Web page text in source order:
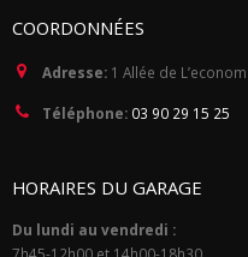
COORDONNÉES
Adresse: 1 Allée de
Téléphone: 03 90 29 15 25
HORAIRES DU GARAGE
Du lundi au vendredi :
7h45-12h00 et 14h00-18h30